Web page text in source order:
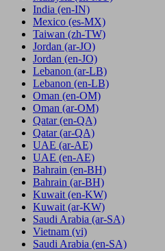
India (en-IN)
Mexico (es-MX)
Taiwan (zh-TW)
Jordan (ar-JO)
Jordan (en-JO)
Lebanon (ar-LB)
Lebanon (en-LB)
Oman (en-OM)
Oman (ar-OM)
Qatar (en-QA)
Qatar (ar-QA)
UAE (ar-AE)
UAE (en-AE)
Bahrain (en-BH)
Bahrain (ar-BH)
Kuwait (en-KW)
Kuwait (ar-KW)
Saudi Arabia (ar-SA)
Vietnam (vi)
Saudi Arabia (en-SA)